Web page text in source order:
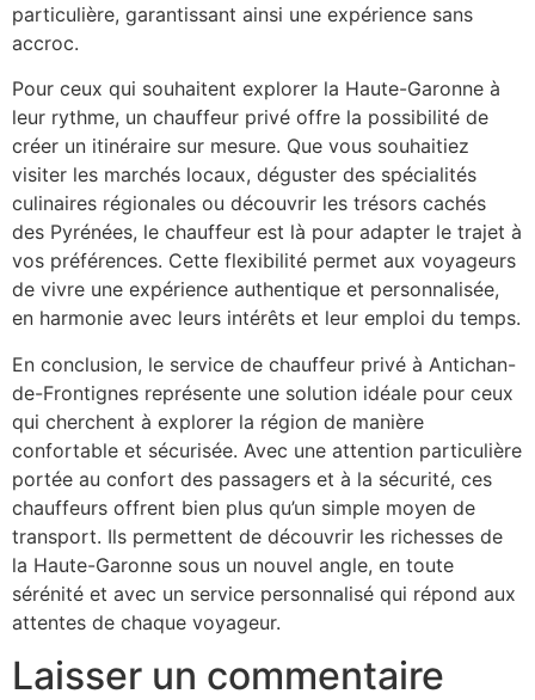
particulière, garantissant ainsi une expérience sans
accroc.
Pour ceux qui souhaitent explorer la Haute-Garonne à
leur rythme, un chauffeur privé offre la possibilité de
créer un itinéraire sur mesure. Que vous souhaitiez
visiter les marchés locaux, déguster des spécialités
culinaires régionales ou découvrir les trésors cachés
des Pyrénées, le chauffeur est là pour adapter le trajet à
vos préférences. Cette flexibilité permet aux voyageurs
de vivre une expérience authentique et personnalisée,
en harmonie avec leurs intérêts et leur emploi du temps.
En conclusion, le service de chauffeur privé à Antichan-
de-Frontignes représente une solution idéale pour ceux
qui cherchent à explorer la région de manière
confortable et sécurisée. Avec une attention particulière
portée au confort des passagers et à la sécurité, ces
chauffeurs offrent bien plus qu’un simple moyen de
transport. Ils permettent de découvrir les richesses de
la Haute-Garonne sous un nouvel angle, en toute
sérénité et avec un service personnalisé qui répond aux
attentes de chaque voyageur.
Laisser un commentaire